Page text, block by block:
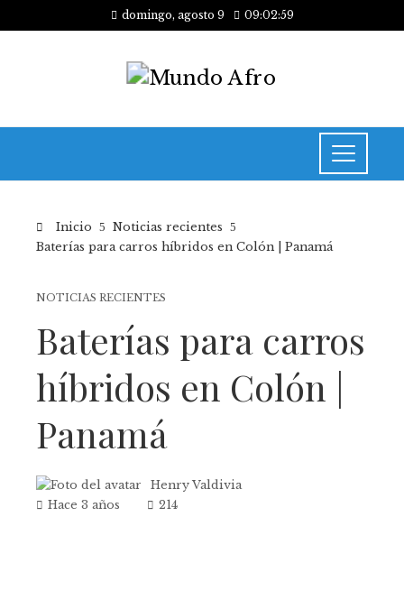
domingo, agosto 9 09:02:59
Inicio
Noticias recientes
Baterías para carros híbridos en Colón | Panamá
NOTICIAS RECIENTES
Baterías para carros
híbridos en Colón |
Panamá
Henry Valdivia
Hace 3 años
214